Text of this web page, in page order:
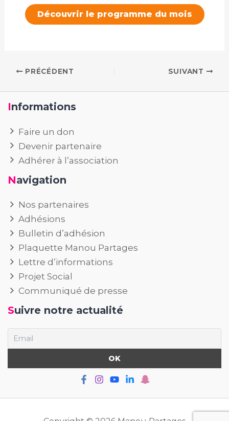
Découvrir le programme du mois
PRÉCÉDENT SUIVANT
Informations
Faire un don
Devenir partenaire
Adhérer à l’association
Navigation
Nos partenaires
Adhésions
Bulletin d’adhésion
Plaquette Manou Partages
Lettre d’informations
Projet Social
Communiqué de presse
Suivre notre actualité